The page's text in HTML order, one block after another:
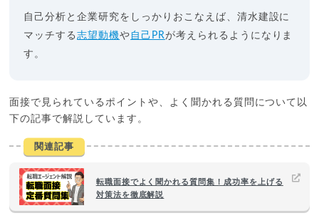
自己分析と企業研究をしっかりおこなえば、清水建設に
マッチする志望動機や 自己PRが考えられるようになりま
す。
面接で見られているポイントや、よく聞かれる質問について以
下の記事で解説しています。
関連記事
転職面接でよく聞かれる質問集！成功率を上げる
対策法を徹底解説